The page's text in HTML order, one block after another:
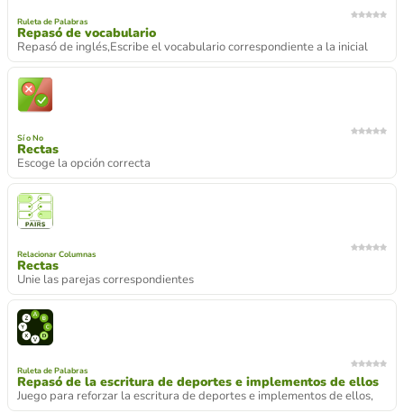
Ruleta de Palabras
Repasó de vocabulario
Repasó de inglés,Escribe el vocabulario correspondiente a la inicial
Sí o No
Rectas
Escoge la opción correcta
Relacionar Columnas
Rectas
Unie las parejas correspondientes
Ruleta de Palabras
Repasó de la escritura de deportes e implementos de ellos
Juego para reforzar la escritura de deportes e implementos de ellos,